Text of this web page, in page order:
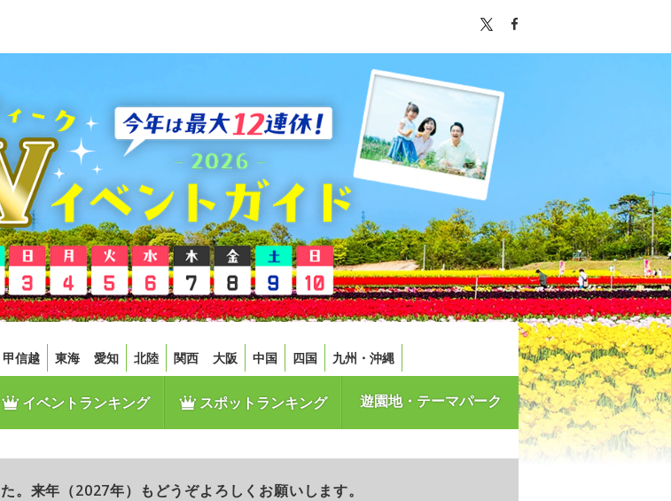
甲信越 東海 愛知 北陸 関西 大阪 中国 四国 九州・沖縄
イベントランキング スポットランキング 遊園地・テーマパーク
。来年（2027年）もどうぞよろしくお願いします。